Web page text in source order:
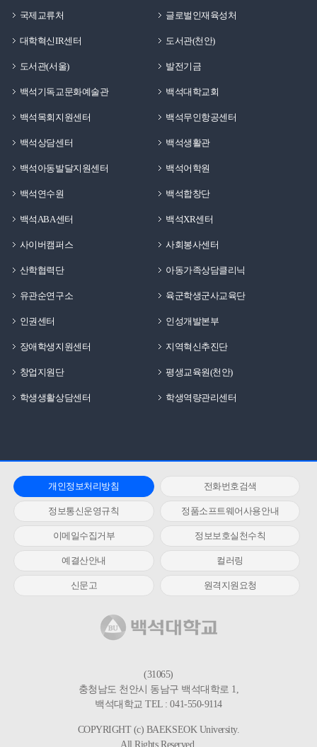
국제교류처 글로벌인재육성처
대학혁신IR센터 도서관(천안)
도서관(서울) 발전기금
백석기독교문화예술관 백석대학교회
백석목회지원센터 백석무인항공센터
백석상담센터 백석생활관
백석아동발달지원센터 백석어학원
백석연수원 백석합창단
백석ABA센터 백석XR센터
사이버캠퍼스 사회봉사센터
산학협력단 아동가족상담클리닉
유관순연구소 육군학생군사교육단
인권센터 인성개발본부
장애학생지원센터 지역혁신추진단
창업지원단 평생교육원(천안)
학생생활상담센터 학생역량관리센터
개인정보처리방침 전화번호검색
정보통신운영규칙 정품소프트웨어사용안내
이메일수집거부 정보보호실천수칙
예결산안내 컬러링
신문고 원격지원요청
(31065)
충청남도 천안시 동남구 백석대학로 1,
백석대학교 TEL : 041-550-9114
COPYRIGHT (c) BAEKSEOK University.
All Rights Reserved.